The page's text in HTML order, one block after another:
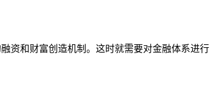
资和财富创造机制。这时就需要对金融体系进行